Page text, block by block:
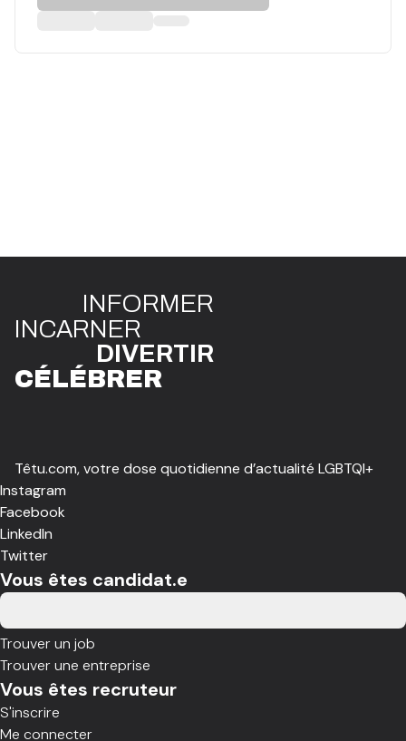
INFORMER
INCARNER
DIVERTIR
CÉLÉBRER
Têtu.com, votre dose quotidienne d’actualité LGBTQI+
Instagram
Facebook
LinkedIn
Twitter
Vous êtes candidat.e
Trouver un job
Trouver une entreprise
Vous êtes recruteur
S'inscrire
Me connecter